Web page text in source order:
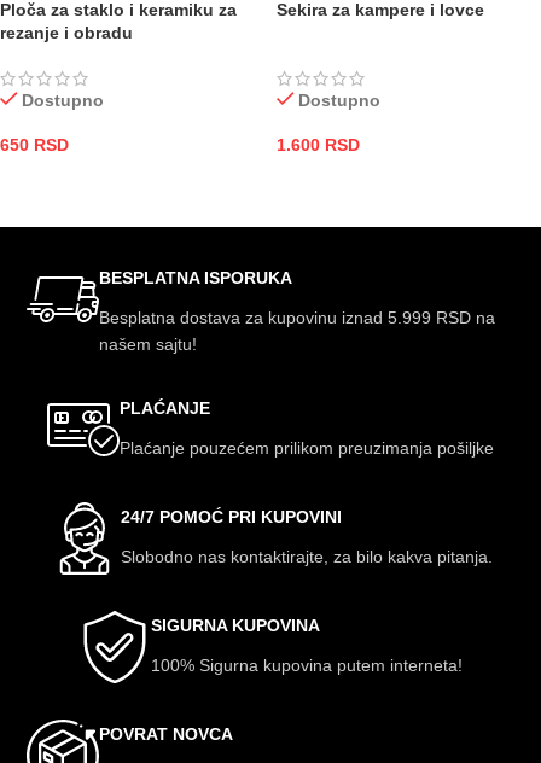
Ploča za staklo i keramiku za
rezanje i obradu
Dostupno
650 RSD
Sekira za kampere i lovce
Dostupno
1.600 RSD
BESPLATNA ISPORUKA
Besplatna dostava za kupovinu iznad 5.999 RSD na
našem sajtu!
PLAĆANJE
Plaćanje pouzećem prilikom preuzimanja pošiljke
24/7 POMOĆ PRI KUPOVINI
Slobodno nas kontaktirajte, za bilo kakva pitanja.
SIGURNA KUPOVINA
100% Sigurna kupovina putem interneta!
POVRAT NOVCA